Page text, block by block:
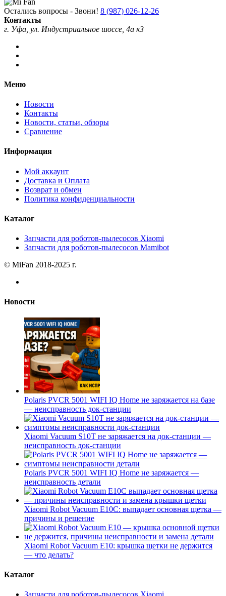
Остались вопросы - Звони! 8 (987) 026-12-26
Контакты
г. Уфа, ул. Индустриальное шоссе, 4а к3
Меню
Новости
Контакты
Новости, статьи, обзоры
Сравнение
Информация
Мой аккаунт
Доставка и Оплата
Возврат и обмен
Политика конфиденциальности
Каталог
Запчасти для роботов-пылесосов Xiaomi
Запчасти для роботов-пылесосов Mamibot
© MiFan 2018-2025 г.
Новости
Polaris PVCR 5001 WIFI IQ Home не заряжается на базе
— неисправность док-станции
Xiaomi Vacuum S10T не заряжается на док-станции —
неисправность док-станции
Polaris PVCR 5001 WIFI IQ Home не заряжается —
неисправность детали
Xiaomi Robot Vacuum E10C: выпадает основная щетка —
причины и решение
Xiaomi Robot Vacuum E10: крышка щетки не держится
— что делать?
Каталог